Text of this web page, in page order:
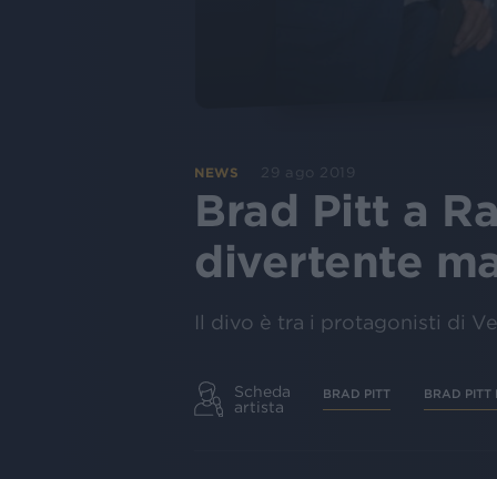
NEWS 29 ago 2019
Brad Pitt a
divertente
Il divo è tra i protagonisti di
Scheda
artista
BRAD PITT BRAD PITT